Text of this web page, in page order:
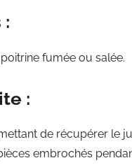
:
fumée ou salée.
:
de récupérer le
embrochés